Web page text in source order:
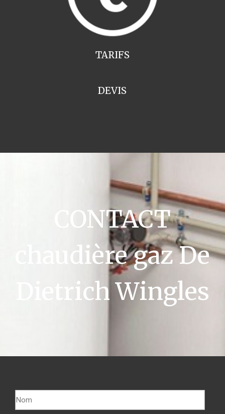
TARIFS
DEVIS
CONTACT
chaudière gaz De
Dietrich Wingles